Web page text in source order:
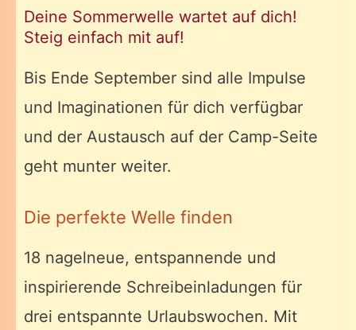
Deine Sommerwelle wartet auf dich!
Steig einfach mit auf!
Bis Ende September sind alle Impulse
und Imaginationen für dich verfügbar
und der Austausch auf der Camp-Seite
geht munter weiter.
Die perfekte Welle finden
18 nagelneue, entspannende und
inspirierende Schreibeinladungen für
drei entspannte Urlaubswochen. Mit